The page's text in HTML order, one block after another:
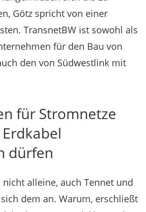
Götz spricht von einer
TransnetBW ist sowohl als
für den Bau von
den von Südwestlink mit
für Stromnetze
dürfen
alleine, auch Tennet und
dem an. Warum, erschließt